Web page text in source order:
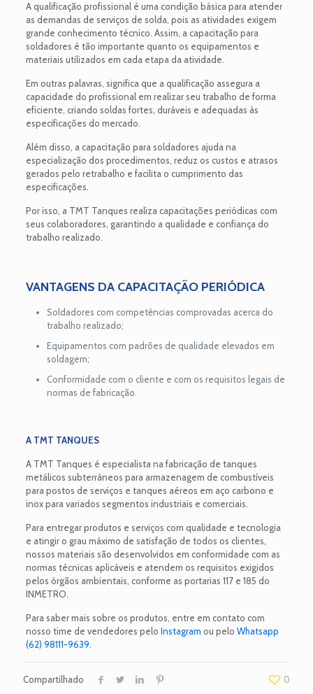
A qualificação profissional é uma condição básica para atender
as demandas de serviços de solda, pois as atividades exigem
grande conhecimento técnico. Assim, a capacitação para
soldadores é tão importante quanto os equipamentos e
materiais utilizados em cada etapa da atividade.
Em outras palavras, significa que a qualificação assegura a
capacidade do profissional em realizar seu trabalho de forma
eficiente, criando soldas fortes, duráveis e adequadas às
especificações do mercado.
Além disso, a capacitação para soldadores ajuda na
especialização dos procedimentos, reduz os custos e atrasos
gerados pelo retrabalho e facilita o cumprimento das
especificações.
Por isso, a TMT Tanques realiza capacitações periódicas com
seus colaboradores, garantindo a qualidade e confiança do
trabalho realizado.
VANTAGENS DA CAPACITAÇÃO PERIÓDICA
Soldadores com competências comprovadas acerca do
trabalho realizado;
Equipamentos com padrões de qualidade elevados em
soldagem;
Conformidade com o cliente e com os requisitos legais de
normas de fabricação.
A TMT TANQUES
A TMT Tanques é especialista na fabricação de tanques
metálicos subterrâneos para armazenagem de combustíveis
para postos de serviços e tanques aéreos em aço carbono e
inox para variados segmentos industriais e comerciais.
Para entregar produtos e serviços com qualidade e tecnologia
e atingir o grau máximo de satisfação de todos os clientes,
nossos materiais são desenvolvidos em conformidade com as
normas técnicas aplicáveis e atendem os requisitos exigidos
pelos órgãos ambientais, conforme as portarias 117 e 185 do
INMETRO.
Para saber mais sobre os produtos, entre em contato com
nosso time de vendedores pelo Instagram ou pelo Whatsapp
(62) 98111-9639.
Compartilhado 0